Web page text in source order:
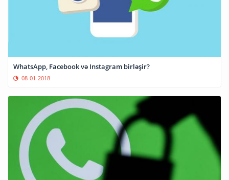
WhatsApp, Facebook və Instagram birləşir?
08-01-2018